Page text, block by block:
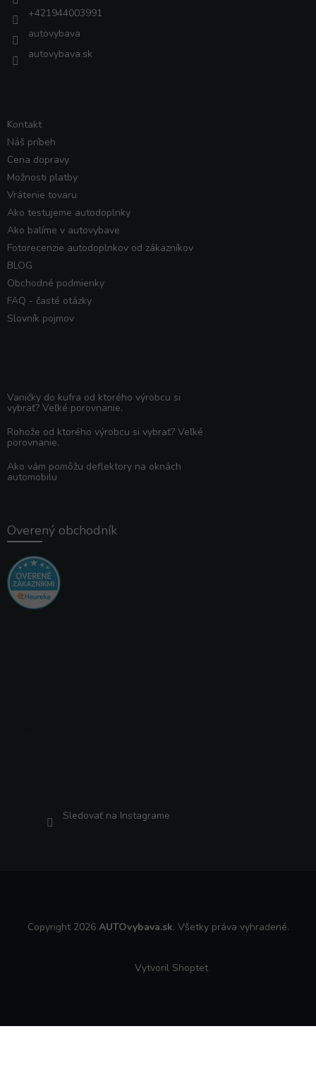
+421944003991
autovybava
autovybava.sk
Kontakt
Náš príbeh
Cena dopravy
Možnosti platby
Vrátenie tovaru
Ako testujeme autodoplnky
Ako balíme v autovybave
Fotorecenzie autodoplnkov od zákazníkov
BLOG
Obchodné podmienky
FAQ - časté otázky
Slovník pojmov
Vaničky do kufra od ktorého výrobcu si
vybrať? Veľké porovnanie.
Rohože od ktorého výrobcu si vybrať? Veľké
porovnanie.
Ako vám pomôžu deflektory na oknách
automobilu
Overený obchodník
Sledovať na Instagrame
Copyright 2026 AUTOvybava.sk. Všetky práva vyhradené.
Vytvoril Shoptet